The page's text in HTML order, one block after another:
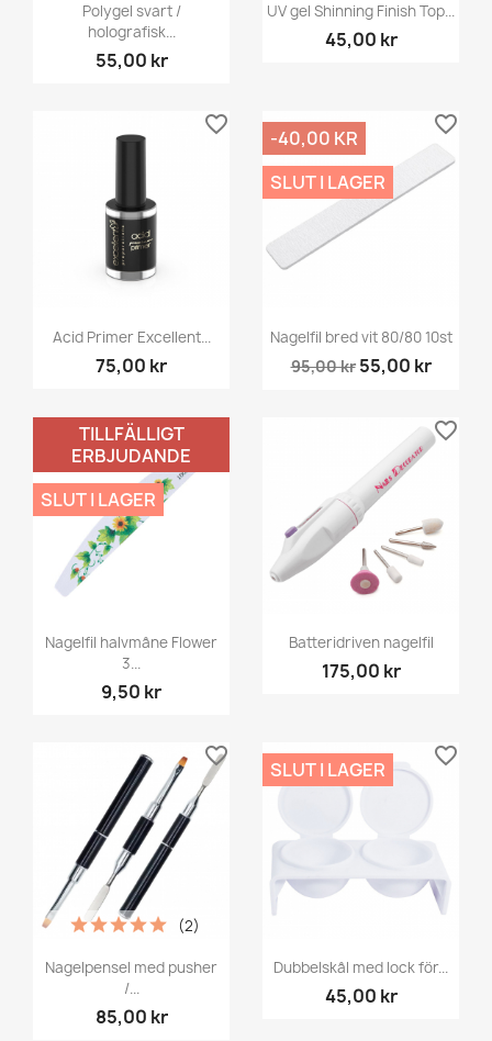
Polygel svart /
holografisk...
55,00 kr
UV gel Shinning Finish Top...
45,00 kr
Acid Primer Excellent...
75,00 kr
favorite_border
Nagelfil bred vit 80/80 10st
95,00 kr 55,00 kr
-40,00 KR
SLUT I LAGER
favorite_border
Nagelfil halvmåne Flower
3...
9,50 kr
TILLFÄLLIGT
ERBJUDANDE
SLUT I LAGER
Batteridriven nagelfil
175,00 kr
favorite_border
Nagelpensel med pusher
/...
85,00 kr
(2)
favorite_border
Dubbelskål med lock för...
45,00 kr
SLUT I LAGER
favorite_border